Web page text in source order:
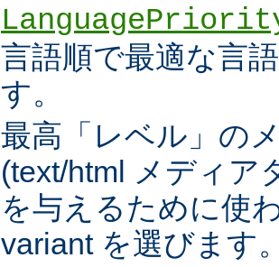
言語順で最適な言
す。
最高「レベル」の
(text/html メディア
を与えるために使
variant を選びます